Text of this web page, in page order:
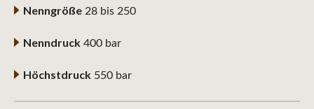
Nenngröße 28 bis 250
Nenndruck 400 bar
Höchstdruck 550 bar